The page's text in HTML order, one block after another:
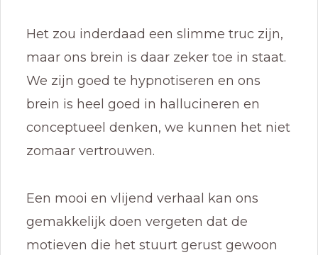
Het zou inderdaad een slimme truc zijn,
maar ons brein is daar zeker toe in staat.
We zijn goed te hypnotiseren en ons
brein is heel goed in hallucineren en
conceptueel denken, we kunnen het niet
zomaar vertrouwen.
Een mooi en vlijend verhaal kan ons
gemakkelijk doen vergeten dat de
motieven die het stuurt gerust gewoon